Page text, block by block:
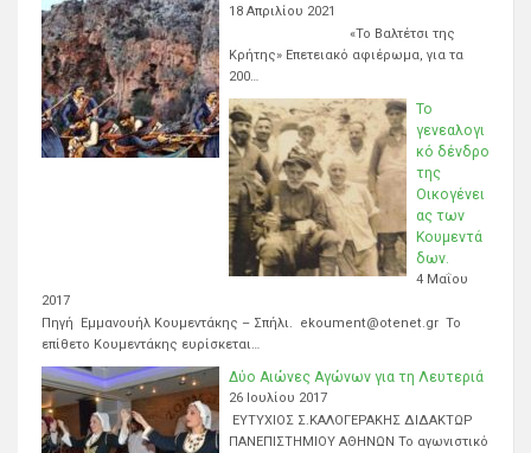
18 Απριλίου 2021
«Το Βαλτέτσι της
Κρήτης» Επετειακό αφιέρωμα, για τα
200…
Το
γενεαλογι
κό δένδρο
της
Οικογένει
ας των
Κουμεντά
δων.
4 Μαΐου
2017
Πηγή Εμμανουήλ Κουμεντάκης – Σπήλι. ekoument@otenet.gr Το
επίθετο Κουμεντάκης ευρίσκεται…
Δύο Αιώνες Αγώνων για τη Λευτεριά
26 Ιουλίου 2017
ΕΥΤΥΧΙΟΣ Σ.ΚΑΛΟΓΕΡΑΚΗΣ ΔΙΔΑΚΤΩΡ
ΠΑΝΕΠΙΣΤΗΜΙΟΥ ΑΘΗΝΩΝ Το αγωνιστικό